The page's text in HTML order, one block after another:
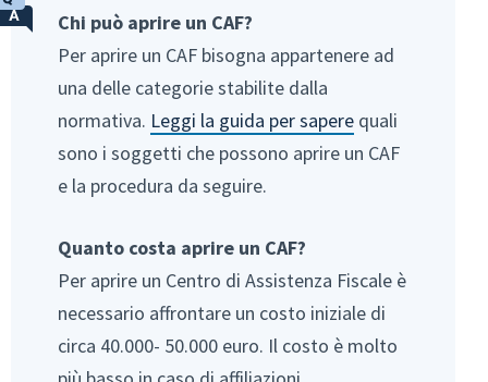
Chi può aprire un CAF?
Per aprire un CAF bisogna appartenere ad
una delle categorie stabilite dalla
normativa. Leggi la guida per sapere quali
sono i soggetti che possono aprire un CAF
e la procedura da seguire.
Quanto costa aprire un CAF?
Per aprire un Centro di Assistenza Fiscale è
necessario affrontare un costo iniziale di
circa 40.000- 50.000 euro. Il costo è molto